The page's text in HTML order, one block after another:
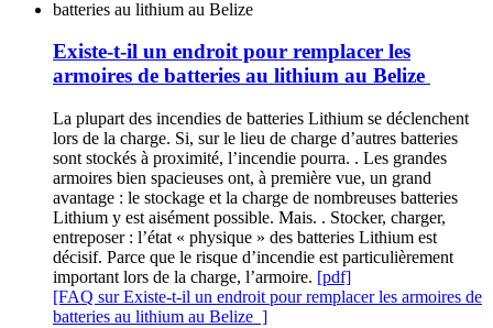
Existe-t-il un endroit pour remplacer les
armoires de batteries au lithium au Belize
La plupart des incendies de batteries Lithium se déclenchent
lors de la charge. Si, sur le lieu de charge d’autres batteries
sont stockés à proximité, l’incendie pourra. . Les grandes
armoires bien spacieuses ont, à première vue, un grand
avantage : le stockage et la charge de nombreuses batteries
Lithium y est aisément possible. Mais. . Stocker, charger,
entreposer : l’état « physique » des batteries Lithium est
décisif. Parce que le risque d’incendie est particulièrement
important lors de la charge, l’armoire. [pdf]
[FAQ sur Existe-t-il un endroit pour remplacer les armoires de
batteries au lithium au Belize ]